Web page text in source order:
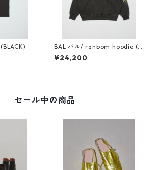
BAL バル / dance (BLACK)
BAL バル/ ranbom hoodie (B
AL-G-470) BLACK
¥24,200
セール中の商品